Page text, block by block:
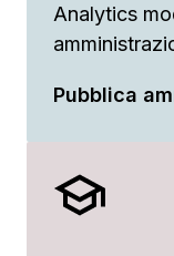
Analytics
Pubblica